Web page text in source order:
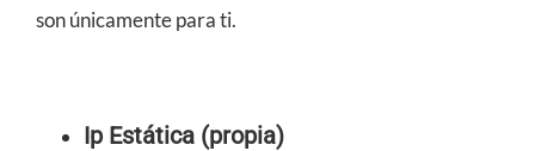
son únicamente para ti.
Ip Estática (propia)